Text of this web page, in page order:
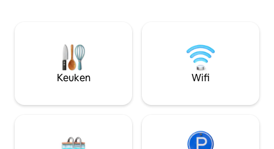
Candy Kitchen of Dumsers 'Dairyland!
Meer avontuur? Loop naar minigolf,
pontonboten en jetskiverhuur! Slechts 4
minuten rijden naar de promenade!!
het balkon aan
de golven met
uitzicht op het
Keuken Wifi